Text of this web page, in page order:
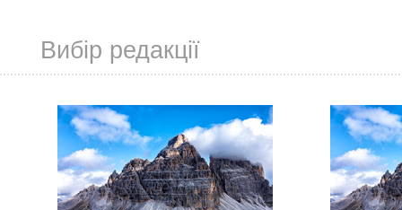
Вибір редакції